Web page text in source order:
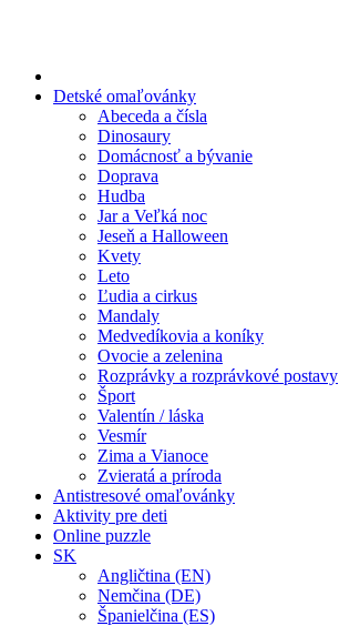
Detské omaľovánky
Abeceda a čísla
Dinosaury
Domácnosť a bývanie
Doprava
Hudba
Jar a Veľká noc
Jeseň a Halloween
Kvety
Leto
Ľudia a cirkus
Mandaly
Medvedíkovia a koníky
Ovocie a zelenina
Rozprávky a rozprávkové postavy
Šport
Valentín / láska
Vesmír
Zima a Vianoce
Zvieratá a príroda
Antistresové omaľovánky
Aktivity pre deti
Online puzzle
SK
Angličtina (EN)
Nemčina (DE)
Španielčina (ES)